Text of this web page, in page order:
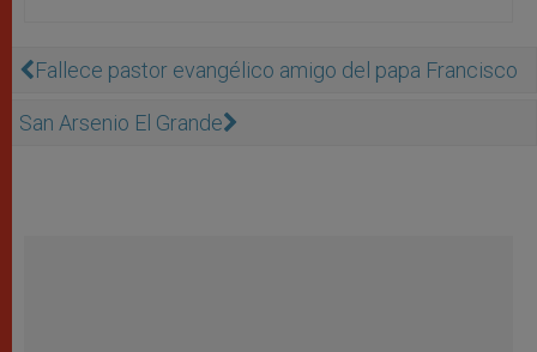
Fallece pastor evangélico amigo del papa Francisco
San Arsenio El Grande